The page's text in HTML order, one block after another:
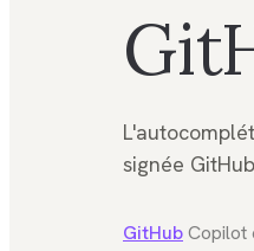
signée
GitHubCopilot